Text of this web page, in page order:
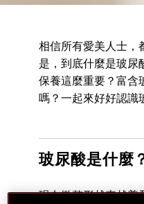
相信所有愛美人士，
是，到底什麼是玻尿
保養這麼重要？富含
嗎？一起來好好認識
玻尿酸是什麼
現在微整形越來越普